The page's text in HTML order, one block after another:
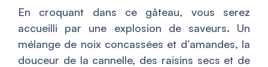
En croquant dans ce gâteau, vous serez
accueilli par une explosion de saveurs. Un
mélange de noix concassées et d’amandes, la
douceur de la cannelle, des raisins secs et de